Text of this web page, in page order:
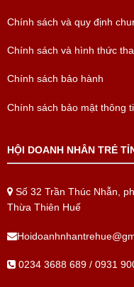
Chính sách và quy định
Chính sách và hình thức
Chính sách bảo hành
Chính sách bảo mật thông
HỘI DOANH NHÂN TRẺ
Số 32 Trần Thúc Nhẫn,
Thừa Thiên Huế
0234 3688 689 / 0931